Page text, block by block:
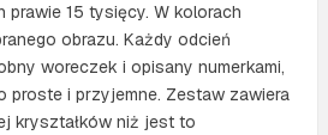
15 tysięcy. W kolorach
obrazu. Każdy odcień
woreczek i opisany numerkami,
proste i przyjemne. Zestaw zawiera
kryształków niż jest to